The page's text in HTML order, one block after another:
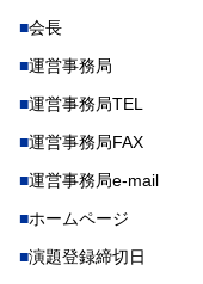
会長
運営事務局
運営事務局TEL
運営事務局FAX
運営事務局e-mail
ホームページ
演題登録締切日